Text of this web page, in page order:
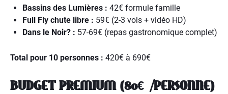
Bassins des Lumières : 42€ formule famille
Full Fly chute libre : 59€ (2-3 vols + vidéo HD)
Dans le Noir? : 57-69€ (repas gastronomique complet)
Total pour 10 personnes : 420€ à 690€
BUDGET PREMIUM (80€+/PERSONNE)